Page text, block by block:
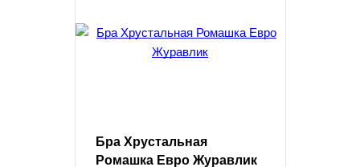
Бра Хрустальная
Ромашка Евро Журавлик